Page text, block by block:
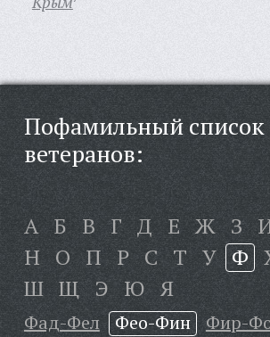
Пофамильный список
ветеранов:
А Б В Г Д Е Ж З
Н О П Р С Т У Ф
Ш Щ Э Ю Я
Фад-Фел Фео-Фин
Фир-